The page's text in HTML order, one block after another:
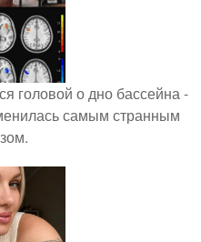
головой о дно бассейна -
самым странным